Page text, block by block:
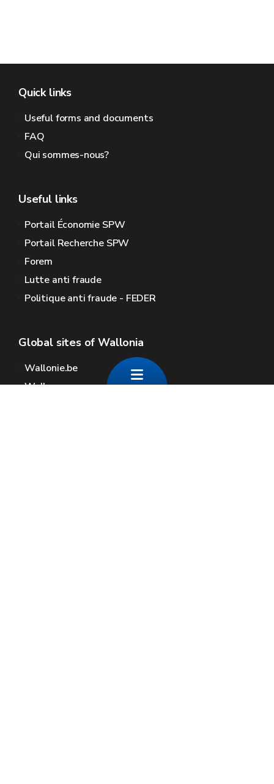
Quick links
Useful forms and documents
FAQ
Qui sommes-nous?
Useful links
Portail Économie SPW
Portail Recherche SPW
Forem
Lutte anti fraude
Politique anti fraude - FEDER
Global sites of Wallonia
Wallonie.be
Walloon government